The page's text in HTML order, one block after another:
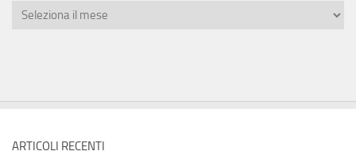
ARTICOLI RECENTI